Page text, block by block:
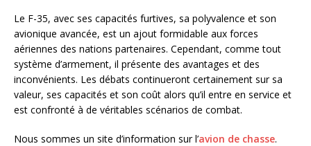
Le F-35, avec ses capacités furtives, sa polyvalence et son
avionique avancée, est un ajout formidable aux forces
aériennes des nations partenaires. Cependant, comme tout
système d’armement, il présente des avantages et des
inconvénients. Les débats continueront certainement sur sa
valeur, ses capacités et son coût alors qu’il entre en service et
est confronté à de véritables scénarios de combat.
Nous sommes un site d’information sur l’avion de chasse.